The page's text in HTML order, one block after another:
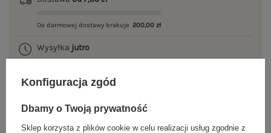
Do darmowej dostawy brakuje 200,00 zł
Wysyłka jutro
OPIS PRODUKTU
Konfiguracja zgód
Dbamy o Twoją prywatność
Sklep korzysta z plików cookie w celu realizacji usług zgodnie z